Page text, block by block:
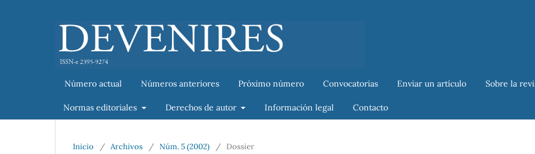
Número actual Números anteriores Próximo número Convocatorias Enviar un artículo Sobre la
Normas editoriales Derechos de autor Información legal Contacto
Inicio / Archivos / Núm. 5 (2002) / Dossier